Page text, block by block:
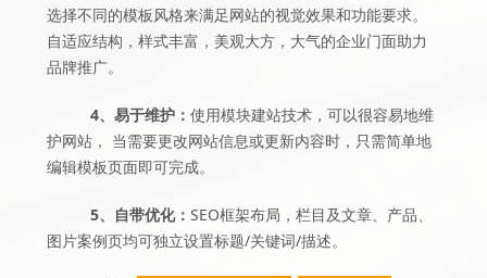
选择不同的模板风格来满足网站的视觉效果和功能要求。
自适应结构，样式丰富，美观大方，大气的企业门面助力
品牌推广。
4、易于维护： 使用模块建站技术，可以很容易地维
护网站， 当需要更改网站信息或更新内容时，只需简单地
编辑模板页面即可完成。
5、自带优化： SEO框架布局，栏目及文章、产品、
图片案例页均可独立设置标题/关键词/描述。